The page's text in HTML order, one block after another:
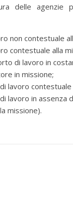
delle
non contestuale
contestuale alla
di lavoro in
in missione;
lavoro contestuale
lavoro in assenza
missione).